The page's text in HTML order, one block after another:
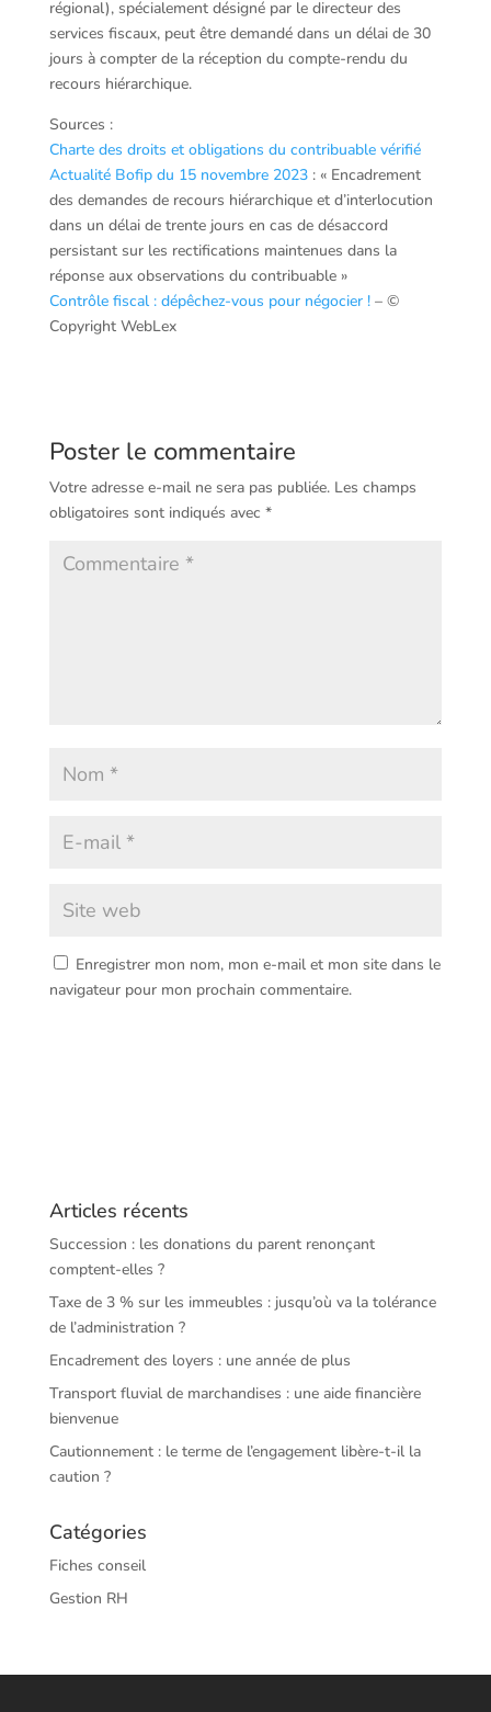
régional), spécialement désigné par le directeur des
services fiscaux, peut être demandé dans un délai de 30
jours à compter de la réception du compte-rendu du
recours hiérarchique.
Sources :
Charte des droits et obligations du contribuable vérifié
Actualité Bofip du 15 novembre 2023: « Encadrement
des demandes de recours hiérarchique et d’interlocution
dans un délai de trente jours en cas de désaccord
persistant sur les rectifications maintenues dans la
réponse aux observations du contribuable »
Contrôle fiscal : dépêchez-vous pour négocier !– ©
Copyright WebLex
Poster le commentaire
Votre adresse e-mail ne sera pas publiée. Les champs
obligatoires sont indiqués avec *
Enregistrer mon nom, mon e-mail et mon site dans le
navigateur pour mon prochain commentaire.
Articles récents
Succession : les donations du parent renonçant
comptent-elles ?
Taxe de 3 % sur les immeubles : jusqu’où va la tolérance
de l’administration ?
Encadrement des loyers : une année de plus
Transport fluvial de marchandises : une aide financière
bienvenue
Cautionnement : le terme de l’engagement libère-t-il la
caution ?
Catégories
Fiches conseil
Gestion RH